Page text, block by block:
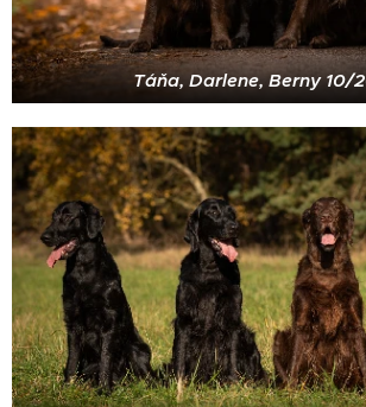
Táňa, Darlene, Berny 10/